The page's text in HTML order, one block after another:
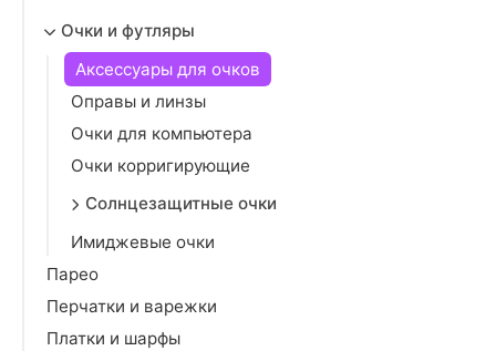
Очки и футляры
Аксессуары для очков
Оправы и линзы
Очки для компьютера
Очки корригирующие
Солнцезащитные очки
Имиджевые очки
Парео
Перчатки и варежки
Платки и шарфы